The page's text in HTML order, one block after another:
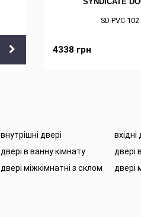
SYNDICATE
SD-PVC-102
4338 грн
внутрішні двері
двері в ванну кімнату двері
двері міжкімнатні з склом двері